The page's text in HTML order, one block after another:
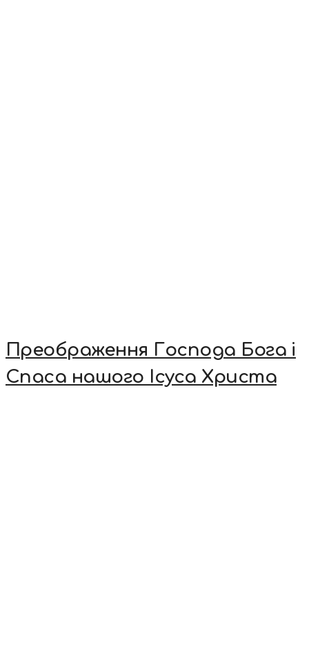
Преображення Господа Бога і
Спаса нашого Ісуса Христа